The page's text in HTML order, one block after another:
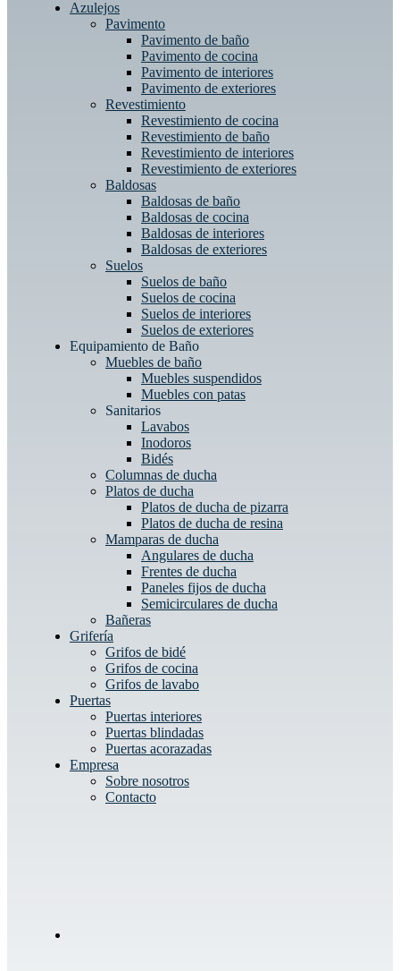
Azulejos
Pavimento
Pavimento de baño
Pavimento de cocina
Pavimento de interiores
Pavimento de exteriores
Revestimiento
Revestimiento de cocina
Revestimiento de baño
Revestimiento de interiores
Revestimiento de exteriores
Baldosas
Baldosas de baño
Baldosas de cocina
Baldosas de interiores
Baldosas de exteriores
Suelos
Suelos de baño
Suelos de cocina
Suelos de interiores
Suelos de exteriores
Equipamiento de Baño
Muebles de baño
Muebles suspendidos
Muebles con patas
Sanitarios
Lavabos
Inodoros
Bidés
Columnas de ducha
Platos de ducha
Platos de ducha de pizarra
Platos de ducha de resina
Mamparas de ducha
Angulares de ducha
Frentes de ducha
Paneles fijos de ducha
Semicirculares de ducha
Bañeras
Grifería
Grifos de bidé
Grifos de cocina
Grifos de lavabo
Puertas
Puertas interiores
Puertas blindadas
Puertas acorazadas
Empresa
Sobre nosotros
Contacto